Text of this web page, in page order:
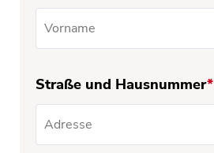
Straße und Hausnummer*